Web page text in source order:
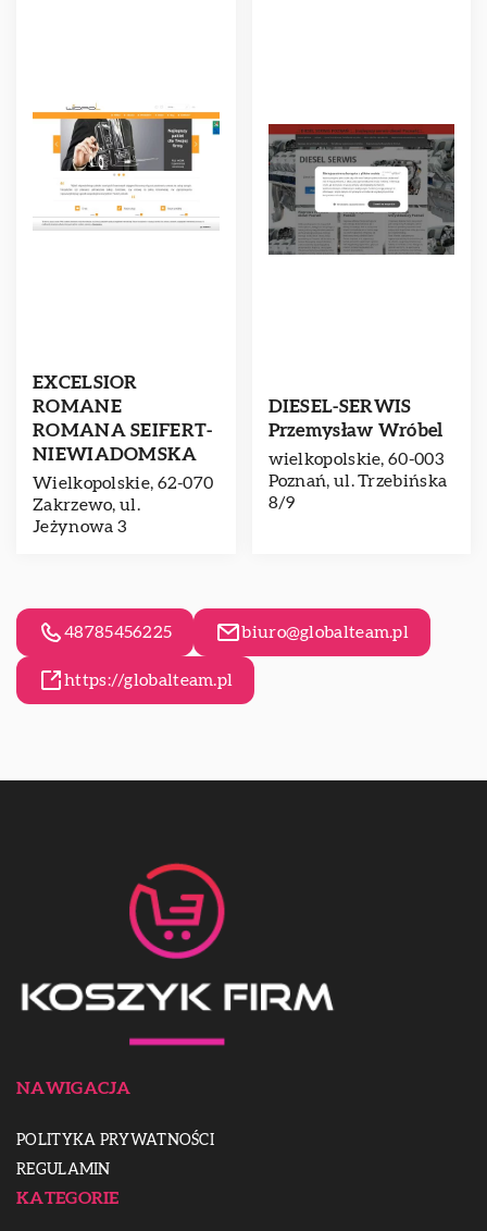
EXCELSIOR
ROMANE
ROMANA SEIFERT-
NIEWIADOMSKA
Wielkopolskie, 62-070
Zakrzewo, ul.
Jeżynowa 3
DIESEL-SERWIS
Przemysław Wróbel
wielkopolskie, 60-003
Poznań, ul. Trzebińska
8/9
48785456225 biuro@globalteam.pl
https://globalteam.pl
NAWIGACJA
POLITYKA PRYWATNOŚCI
REGULAMIN
KATEGORIE